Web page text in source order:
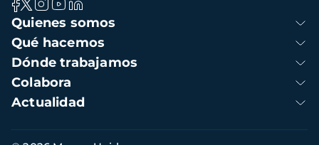
Navegación
principal
Quienes somos
Qué hacemos
Dónde trabajamos
Colabora
Actualidad